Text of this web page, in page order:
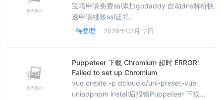
逛，发现还好多捡漏
宝塔申请免费ssl添加godaddy 自动dns解析快
速申请续签ssl证书。
待整理 2026年03月12日
Puppeteer 下载 Chromium 超时 ERROR:
Failed to set up Chromium
vue create -p dcloudio/uni-preset-vue
uniappnpm install后报错Puppeteer 下载